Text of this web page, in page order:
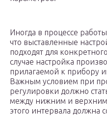
Иногда в процессе
что выставленные
подходят для
случае настройка
прилагаемой к прибору
Важным условием при
регулировки должно
между нижним и
этого интервала должна